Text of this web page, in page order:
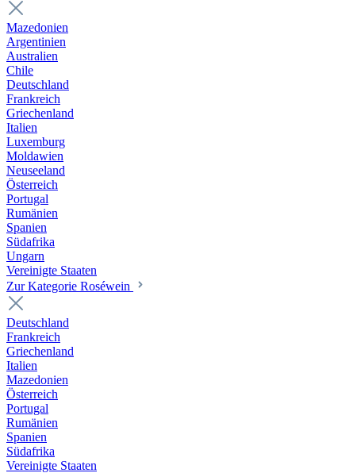
Mazedonien
Argentinien
Australien
Chile
Deutschland
Frankreich
Griechenland
Italien
Luxemburg
Moldawien
Neuseeland
Österreich
Portugal
Rumänien
Spanien
Südafrika
Ungarn
Vereinigte Staaten
Zur Kategorie Roséwein
Deutschland
Frankreich
Griechenland
Italien
Mazedonien
Österreich
Portugal
Rumänien
Spanien
Südafrika
Vereinigte Staaten